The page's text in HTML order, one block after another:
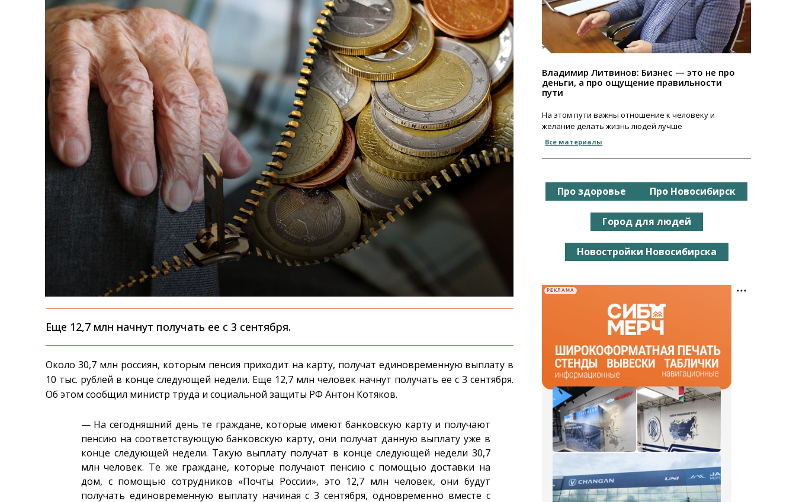
Еще 12,7 млн начнут получать ее с 3 сентября.
Около 30,7 млн россиян, которым пенсия приходит на карту, получат единовременную выплату в
10 тыс. рублей в конце следующей недели. Еще 12,7 млн человек начнут получать ее с 3 сентября.
Об этом сообщил министр труда и социальной защиты РФ Антон Котяков.
— На сегодняшний день те граждане, которые имеют банковскую карту и получают
пенсию на соответствующую банковскую карту, они получат данную выплату уже в
конце следующей недели. Такую выплату получат в конце следующей недели 30,7
млн человек. Те же граждане, которые получают пенсию с помощью доставки на
дом, с помощью сотрудников «Почты России», это 12,7 млн человек, они будут
получать единовременную выплату начиная с 3 сентября, одновременно вместе с
Владимир Литвинов: Бизнес — это не про
деньги, а про ощущение правильности
пути
На этом пути важны отношение к человеку и
желание делать жизнь людей лучше
Все материалы
Про здоровье Про Новосибирск
Город для людей
Новостройки Новосибирска
РЕКЛАМА